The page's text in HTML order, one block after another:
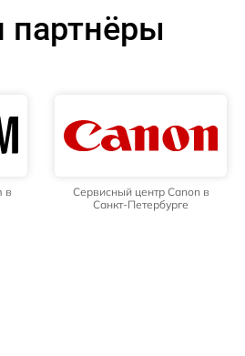
в
Сервисный центр Canon в
Санкт-Петербурге